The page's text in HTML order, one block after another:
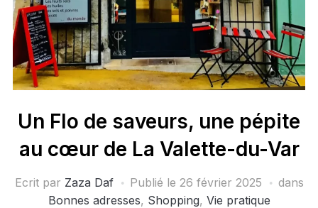
Un Flo de saveurs, une pépite
au cœur de La Valette-du-Var
Ecrit par Zaza Daf Publié le 26 février 2025
dans
Bonnes adresses, Shopping, Vie pratique